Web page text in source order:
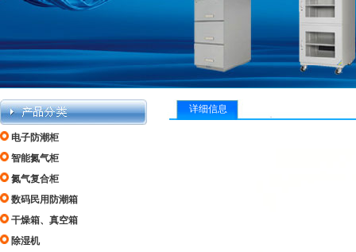
电子防潮柜
智能氮气柜
氮气复合柜
数码民用防潮箱
干燥箱、真空箱
除湿机
详细信息